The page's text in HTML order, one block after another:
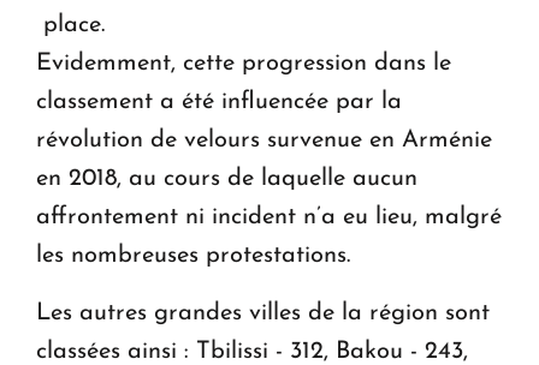
place.
Evidemment, cette progression dans le
classement a été influencée par la
révolution de velours survenue en Arménie
en 2018, au cours de laquelle aucun
affrontement ni incident n’a eu lieu, malgré
les nombreuses protestations.
Les autres grandes villes de la région sont
classées ainsi : Tbilissi - 312, Bakou - 243,